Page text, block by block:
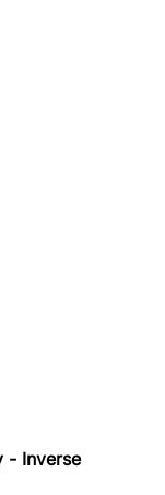
- Inverse